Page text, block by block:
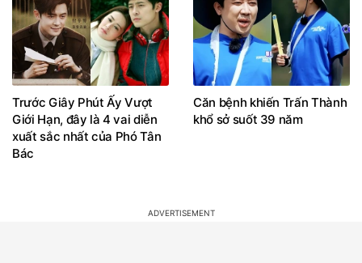
Trước Giây Phút Ấy Vượt
Giới Hạn, đây là 4 vai diễn
xuất sắc nhất của Phó Tân
Bác
Căn bệnh khiến Trấn Thành
khổ sở suốt 39 năm